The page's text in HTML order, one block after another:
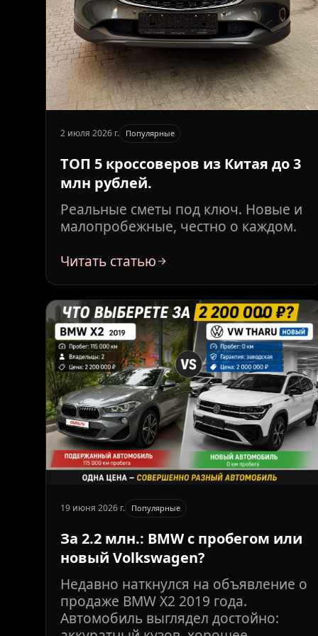
2 июля 2026 г. Популярные
ТОП 5 кроссоверов из Китая до 3
млн рублей.
Реальные сметы под ключ. Новые и
малопробежные, честно о каждом.
Читать статью
19 июня 2026 г. Популярные
За 2.2 млн.: BMW с пробегом или
новый Volkswagen?
Недавно наткнулся на объявление о
продаже BMW X2 2019 года.
Автомобиль выглядел достойно: